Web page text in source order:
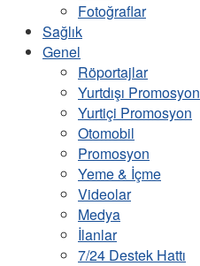
Fotoğraflar
Sağlık
Genel
Röportajlar
Yurtdışı Promosyon
Yurtiçi Promosyon
Otomobil
Promosyon
Yeme & İçme
Videolar
Medya
İlanlar
7/24 Destek Hattı